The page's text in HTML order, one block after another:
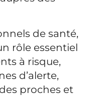
de santé,
rôle essentiel
à risque,
d’alerte,
proches et